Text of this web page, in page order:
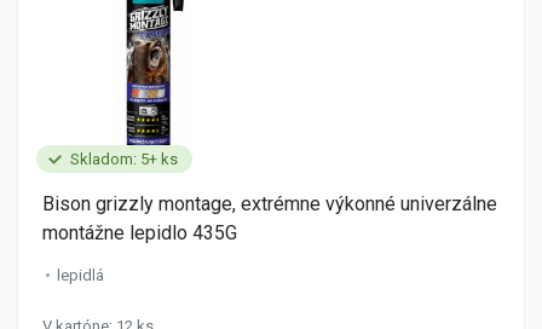
Skladom: 5+ ks
Bison grizzly montage, extrémne výkonné univerzálne
montážne lepidlo 435G
lepidlá